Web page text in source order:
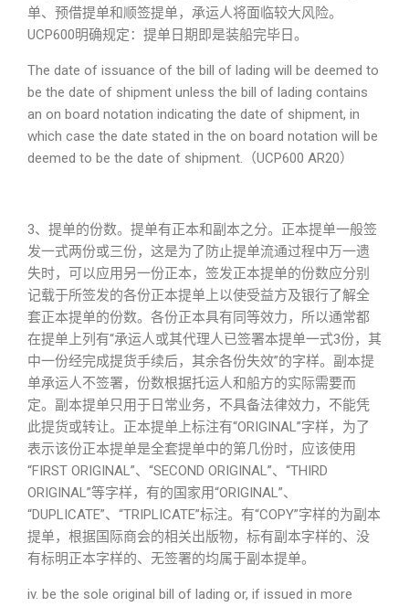
单、预借提单和顺签提单，承运人将面临较大风险。
UCP600明确规定：提单日期即是装船完毕日。
The date of issuance of the bill of lading will be deemed to
be the date of shipment unless the bill of lading contains
an on board notation indicating the date of shipment, in
which case the date stated in the on board notation will be
deemed to be the date of shipment.（UCP600 AR20）
3、提单的份数。提单有正本和副本之分。正本提单一般签
发一式两份或三份，这是为了防止提单流通过程中万一遗
失时，可以应用另一份正本，签发正本提单的份数应分别
记载于所签发的各份正本提单上以使受益方及银行了解全
套正本提单的份数。各份正本具有同等效力，所以通常都
在提单上列有“承运人或其代理人已签署本提单一式3份，其
中一份经完成提货手续后，其余各份失效”的字样。副本提
单承运人不签署，份数根据托运人和船方的实际需要而
定。副本提单只用于日常业务，不具备法律效力，不能凭
此提货或转让。正本提单上标注有“ORIGINAL”字样，为了
表示该份正本提单是全套提单中的第几份时，应该使用
“FIRST ORIGINAL”、“SECOND ORIGINAL”、“THIRD
ORIGINAL”等字样，有的国家用“ORIGINAL”、
“DUPLICATE”、“TRIPLICATE”标注。有“COPY”字样的为副本
提单，根据国际商会的相关出版物，标有副本字样的、没
有标明正本字样的、无签署的均属于副本提单。
iv. be the sole original bill of lading or, if issued in more